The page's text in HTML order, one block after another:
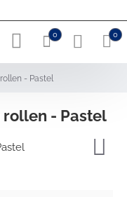
0 0
- Pastel
rollen - Pastel